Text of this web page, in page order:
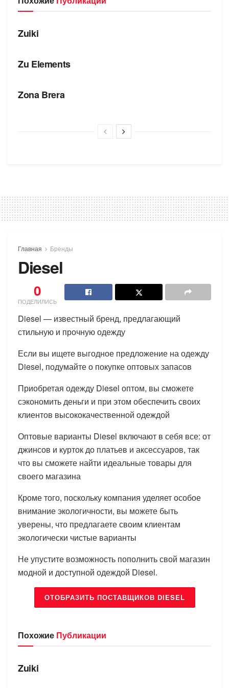
БРЕНДЫ
Zuiki
Zu Elements
Zona Brera
Главная Бренды
Diesel
0
ПОДЕЛИЛИСЬ
Diesel — известный бренд, предлагающий
стильную и прочную одежду
Если вы ищете выгодное предложение на одежду
Diesel, подумайте о покупке оптовых запасов
Приобретая одежду Diesel оптом, вы сможете
сэкономить деньги и при этом обеспечить своих
клиентов высококачественной одеждой
Оптовые варианты Diesel включают в себя все: от
джинсов и курток до платьев и аксессуаров, так
что вы сможете найти идеальные товары для
своего магазина
Кроме того, поскольку компания уделяет особое
внимание экологичности, вы можете быть
уверены, что предлагаете своим клиентам
экологически чистые варианты
Не упустите возможность пополнить свой магазин
модной и доступной одеждой Diesel.
ОТОБРАЗИТЬ ПОСТАВЩИКОВ DIESEL
Похожие Публикации
БРЕНДЫ
Zuiki